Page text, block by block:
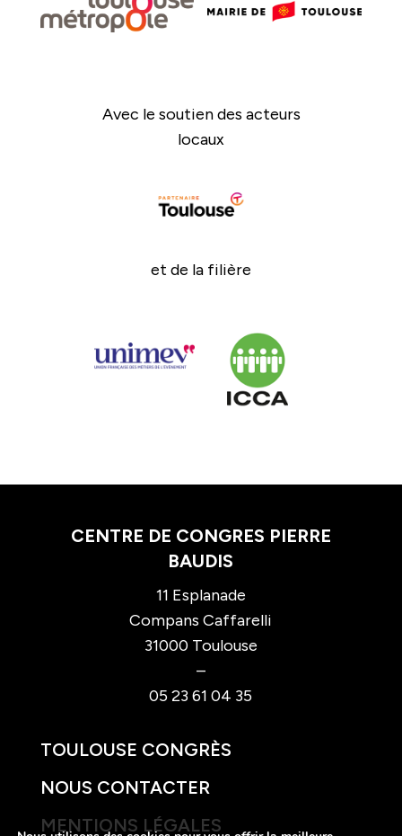
Avec le soutien des acteurs
locaux
et de la filière
CENTRE DE CONGRES PIERRE
BAUDIS
11 Esplanade
Compans Caffarelli
31000 Toulouse
–
05 23 61 04 35
TOULOUSE CONGRÈS
NOUS CONTACTER
MENTIONS LÉGALES